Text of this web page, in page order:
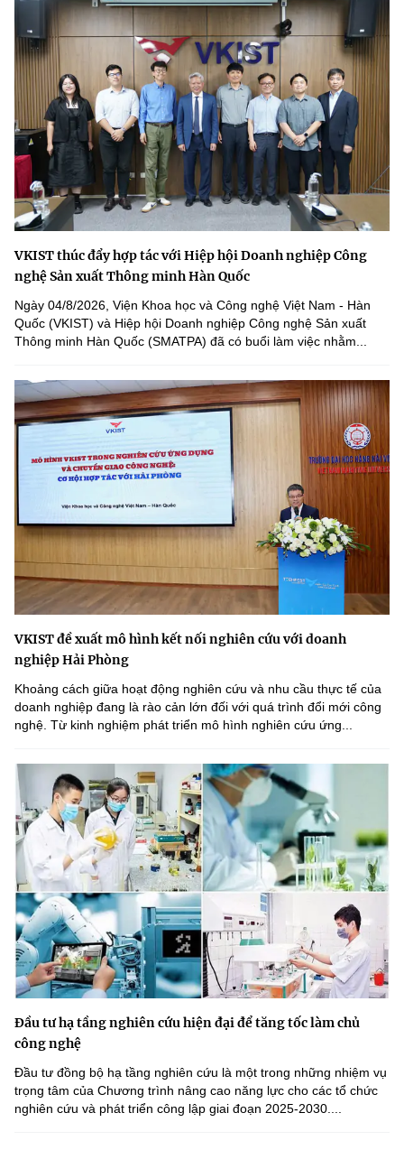
VKIST thúc đẩy hợp tác với Hiệp hội Doanh nghiệp Công
nghệ Sản xuất Thông minh Hàn Quốc
Ngày 04/8/2026, Viện Khoa học và Công nghệ Việt Nam - Hàn
Quốc (VKIST) và Hiệp hội Doanh nghiệp Công nghệ Sản xuất
Thông minh Hàn Quốc (SMATPA) đã có buổi làm việc nhằm...
VKIST đề xuất mô hình kết nối nghiên cứu với doanh
nghiệp Hải Phòng
Khoảng cách giữa hoạt động nghiên cứu và nhu cầu thực tế của
doanh nghiệp đang là rào cản lớn đối với quá trình đổi mới công
nghệ. Từ kinh nghiệm phát triển mô hình nghiên cứu ứng...
Đầu tư hạ tầng nghiên cứu hiện đại để tăng tốc làm chủ
công nghệ
Đầu tư đồng bộ hạ tầng nghiên cứu là một trong những nhiệm vụ
trọng tâm của Chương trình nâng cao năng lực cho các tổ chức
nghiên cứu và phát triển công lập giai đoạn 2025-2030....